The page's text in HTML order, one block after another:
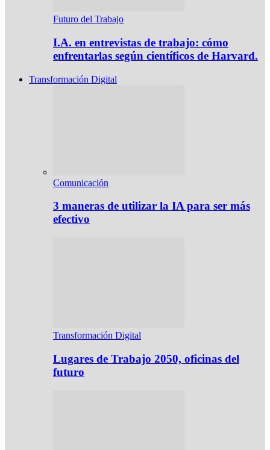
Futuro del Trabajo
I.A. en entrevistas de trabajo: cómo
enfrentarlas según científicos de Harvard.
Transformación Digital
Comunicación
3 maneras de utilizar la IA para ser más
efectivo
Transformación Digital
Lugares de Trabajo 2050, oficinas del
futuro